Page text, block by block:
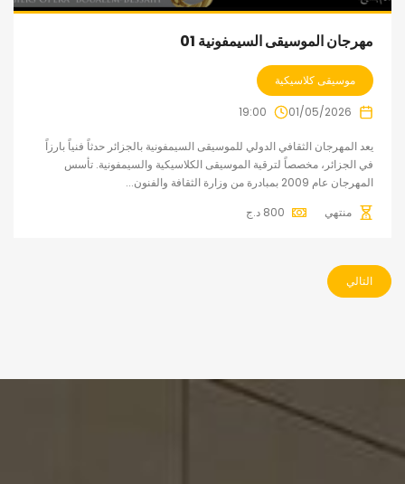
مهرجان الموسيقى السيمفونية 01
موسيقى كلاسيكية
01/05/2026
19:00
يعد المهرجان الثقافي الدولي للموسيقى السيمفونية بالجزائر حدثاً فنياً بارزاً
في الجزائر، مخصصاً لترقية الموسيقى الكلاسيكية والسيمفونية. تأسس
المهرجان عام 2009 بمبادرة من وزارة الثقافة والفنون...
منتهي
800 د.ج
التالي